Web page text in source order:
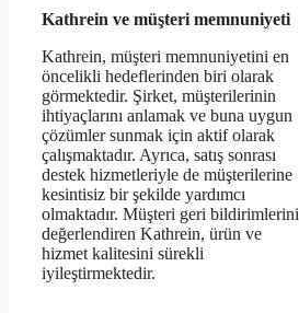
Kathrein ve müşteri memnuniyeti
Kathrein, müşteri memnuniyetini en
öncelikli hedeflerinden biri olarak
görmektedir. Şirket, müşterilerinin
ihtiyaçlarını anlamak ve buna uygun
çözümler sunmak için aktif olarak
çalışmaktadır. Ayrıca, satış sonrası
destek hizmetleriyle de müşterilerine
kesintisiz bir şekilde yardımcı
olmaktadır. Müşteri geri bildirimlerini
değerlendiren Kathrein, ürün ve
hizmet kalitesini sürekli
iyileştirmektedir.